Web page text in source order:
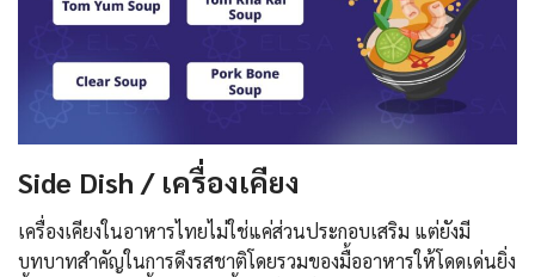
Side Dish / เครื่องเคียง
เครื่องเคียงในอาหารไทยไม่ใช่แค่ส่วนประกอบเสริม แต่ยังมี
บทบาทสำคัญในการดึงรสชาติโดยรวมของมื้ออาหารให้โดดเด่นยิ่ง